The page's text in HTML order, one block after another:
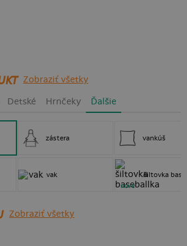
Zobraziť všetky
Detské Hrnčeky Ďalšie
zástera
vak
vankúš
šiltovka
nové
Zobraziť všetky